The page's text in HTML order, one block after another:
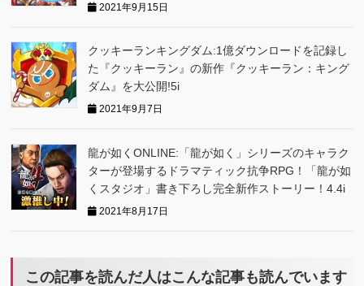
2021年9月15日
クッキーランキングダム:1億ダウンロードを記録し
た『クッキーラン』の新作『クッキーラン：キング
ダム』を大公開!5i
2021年9月7日
龍が如くONLINE:「龍が如く」シリーズのキャラク
ターが登場するドラマティック抗争RPG！「龍が如
くスタジオ」書き下ろし完全新作ストーリー！4.4i
2021年8月17日
この記事を読んだ人はこんな記事も読んでいます